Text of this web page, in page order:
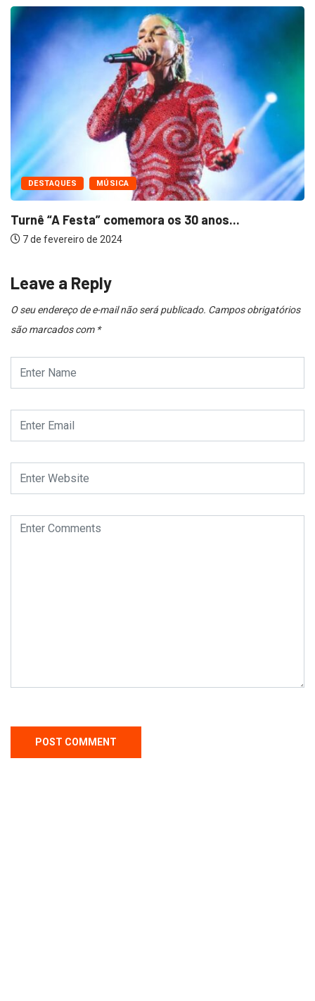
DESTAQUES MÚSICA
Turnê “A Festa” comemora os 30 anos...
7 de fevereiro de 2024
Leave a Reply
O seu endereço de e-mail não será publicado. Campos obrigatórios
são marcados com *